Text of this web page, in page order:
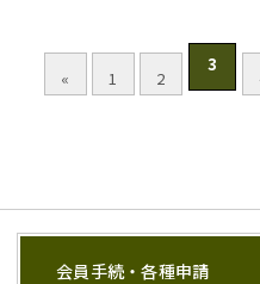
« 1 2
3
会員手続・各種申請